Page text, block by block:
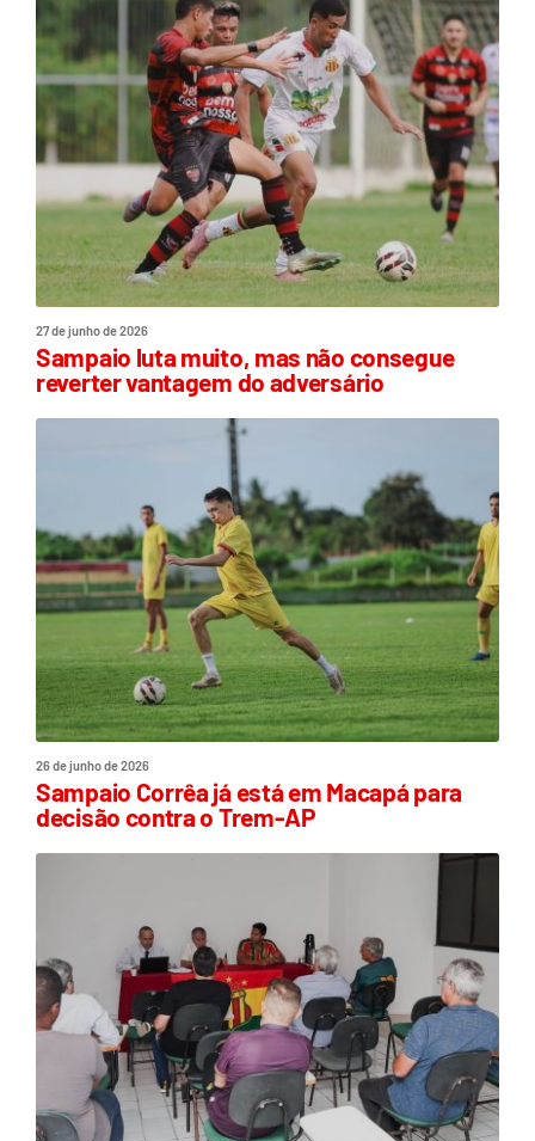
27 de junho de 2026
Sampaio luta muito, mas não consegue
reverter vantagem do adversário
26 de junho de 2026
Sampaio Corrêa já está em Macapá para
decisão contra o Trem-AP